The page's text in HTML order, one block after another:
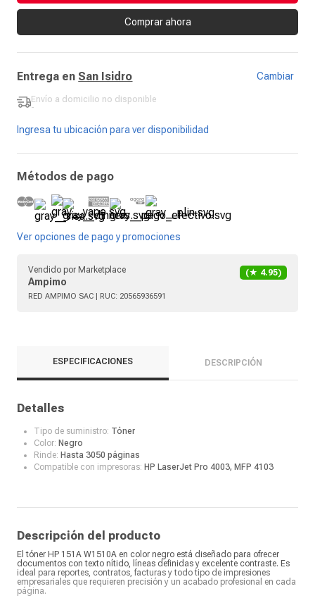
Comprar ahora
Entrega en San Isidro Cambiar
Envío a domicilio no disponible
-
Ingresa tu ubicación para ver disponibilidad
Métodos de pago
Ver opciones de pago y promociones
Vendido por Marketplace
Ampimo
(★ 4.95)
RED AMPIMO SAC | RUC: 20565936591
ESPECIFICACIONES DESCRIPCIÓN
Detalles
Tipo de suministro: Tóner
Color: Negro
Rinde: Hasta 3050 páginas
Compatible con impresoras: HP LaserJet Pro 4003, MFP 4103
Descripción del producto
El tóner HP 151A W1510A en color negro está diseñado para ofrecer
documentos con texto nítido, líneas definidas y excelente contraste. Es
ideal para reportes, contratos, facturas y todo tipo de impresiones
empresariales que requieren precisión y un acabado profesional en cada
página.